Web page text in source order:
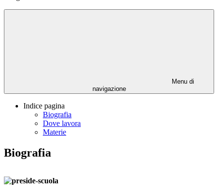
Menu di
navigazione
Indice pagina
Biografia
Dove lavora
Materie
Biografia